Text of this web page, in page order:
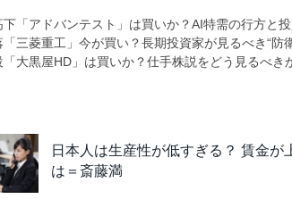
下「アドバンテスト」は買いか？AI特需の行方と
三菱重工」今が買い？長期投資家が見るべき“防
「大黒屋HD」は買いか？仕手株説をどう見るべ
日本人は生産性が低すぎる？ 賃金
は＝斎藤満